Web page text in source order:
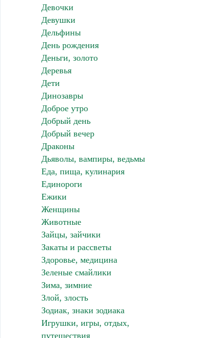
Девочки
Девушки
Дельфины
День рождения
Деньги, золото
Деревья
Дети
Динозавры
Доброе утро
Добрый день
Добрый вечер
Драконы
Дьяволы, вампиры, ведьмы
Еда, пища, кулинария
Единороги
Ежики
Женщины
Животные
Зайцы, зайчики
Закаты и рассветы
Здоровье, медицина
Зеленые смайлики
Зима, зимние
Злой, злость
Зодиак, знаки зодиака
Игрушки, игры, отдых,
путешествия